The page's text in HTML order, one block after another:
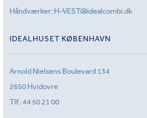
Håndværker: H-VEST@idealcombi.dk
IDEALHUSET KØBENHAVN
Arnold Nielsens Boulevard 134
2650 Hvidovre
Tlf.:44 50 21 00